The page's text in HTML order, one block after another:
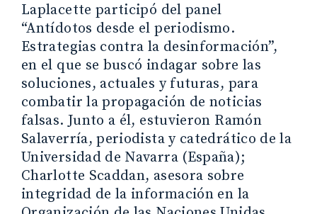
Laplacette participó del panel
“Antídotos desde el periodismo.
Estrategias contra la desinformación”,
en el que se buscó indagar sobre las
soluciones, actuales y futuras, para
combatir la propagación de noticias
falsas. Junto a él, estuvieron Ramón
Salaverría, periodista y catedrático de la
Universidad de Navarra (España);
Charlotte Scaddan, asesora sobre
integridad de la información en la